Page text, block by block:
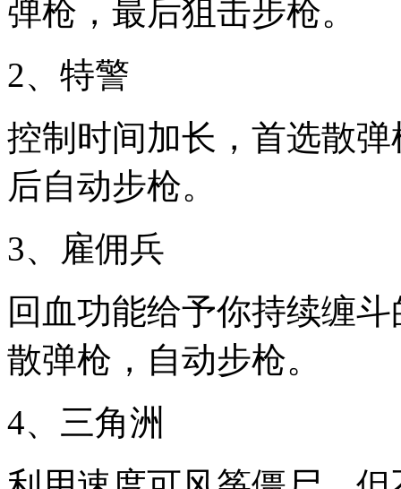
弹枪，最后狙击步枪。
2、特警
控制时间加长，首选散
后自动步枪。
3、雇佣兵
回血功能给予你持续缠
散弹枪，自动步枪。
4、三角洲